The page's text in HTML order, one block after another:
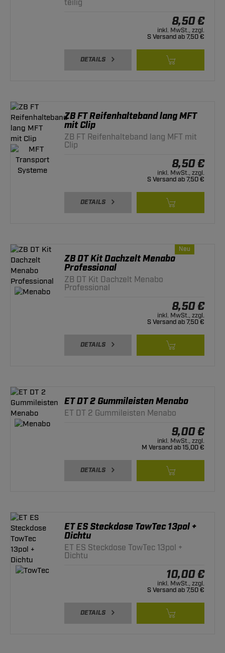
teilig
8,50 €
inkl. MwSt., zzgl.
S Versand ab 7,50 €
DETAILS
ZB FT Reifenhalteband lang MFT
mit Clip
ZB FT Reifenhalteband lang MFT mit
Clip
8,50 €
inkl. MwSt., zzgl.
S Versand ab 7,50 €
DETAILS
Neu
ZB DT Kit Dachzelt Menabo
Professional
ZB DT Kit Dachzelt Menabo
Professional
8,50 €
inkl. MwSt., zzgl.
S Versand ab 7,50 €
DETAILS
ET DT 2 Gummileisten Menabo
ET DT 2 Gummileisten Menabo
9,00 €
inkl. MwSt., zzgl.
M Versand ab 15,00 €
DETAILS
ET ES Steckdose TowTec 13pol +
Dichtu
ET ES Steckdose TowTec 13pol +
Dichtu
10,00 €
inkl. MwSt., zzgl.
S Versand ab 7,50 €
DETAILS